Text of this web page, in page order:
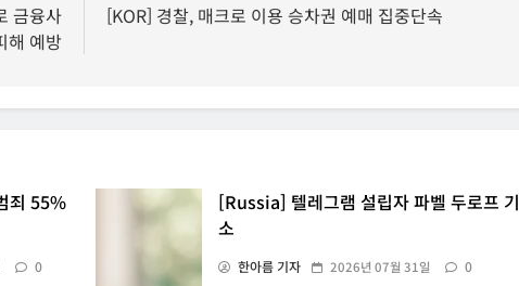
금융사
해 예방
[KOR] 경찰, 매크로 이용 승차권 예매 집중단속
죄 55%
0
[Russia] 텔레그램 설립자 파벨 두로프 기
소
한아름 기자 2026년 07월 31일 0